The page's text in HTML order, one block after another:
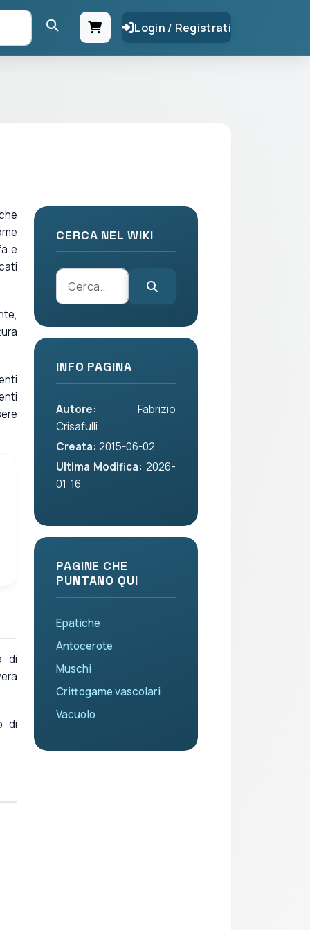
Login / Registrati
e
di
di
CERCA NEL WIKI
INFO PAGINA
Autore: Fabrizio
Crisafulli
Creata: 2015-06-02
Ultima Modifica: 2026-
01-16
PAGINE CHE
PUNTANO QUI
Epatiche
Antocerote
Muschi
Crittogame vascolari
Vacuolo